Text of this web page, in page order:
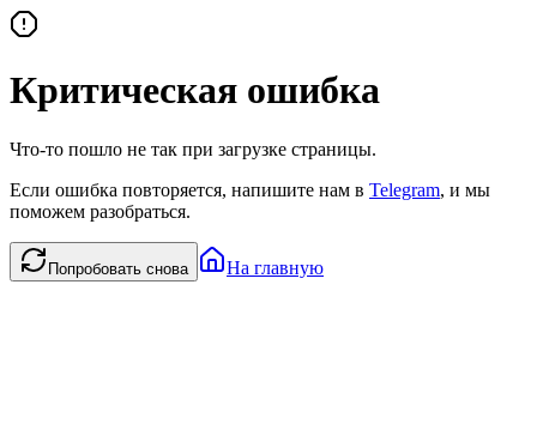
Критическая ошибка
Что-то пошло не так при загрузке страницы.
Если ошибка повторяется, напишите нам в Telegram, и мы
поможем разобраться.
Попробовать снова На главную